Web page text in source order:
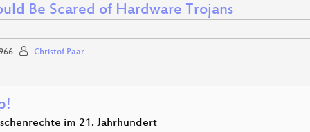
Be Scared of Hardware Trojans
Christof Paar
im 21. Jahrhundert